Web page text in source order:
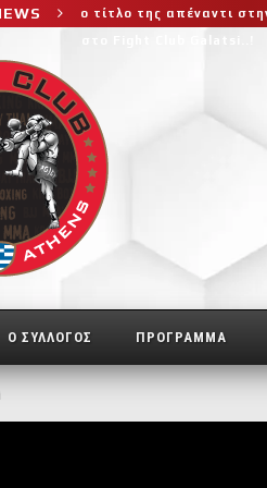
τίτλο της απέναντι στην
Ο ΣΥΛΛΟΓΟΣ ΠΡΟΓΡΑΜΜΑ